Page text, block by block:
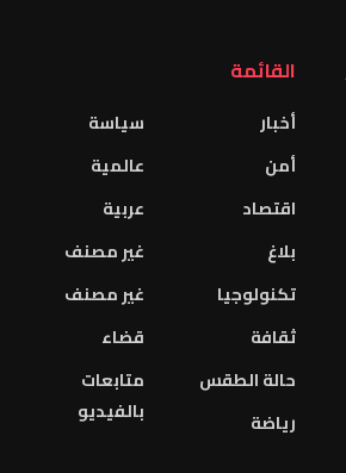
القائمة
أخبار
أمن
اقتصاد
بلاغ
تكنولوجيا
ثقافة
حالة الطقس
رياضة
سياسة
عالمية
عربية
غير مصنف
غير مصنف
قضاء
متابعات
بالفيديو